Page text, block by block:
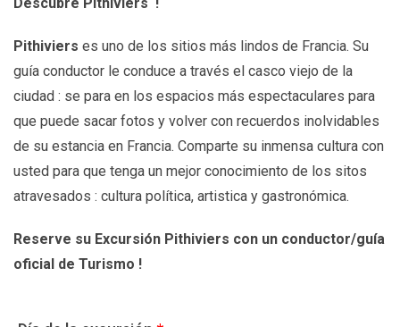
Pithiviers es uno de los sitios más lindos de Francia. Su
guía conductor le conduce a través el casco viejo de la
ciudad : se para en los espacios más espectaculares para
que puede sacar fotos y volver con recuerdos inolvidables
de su estancia en Francia. Comparte su inmensa cultura con
usted para que tenga un mejor conocimiento de los sitos
atravesados : cultura política, artistica y gastronómica.
Reserve su Excursión Pithiviers con un conductor/guía
oficial de Turismo !